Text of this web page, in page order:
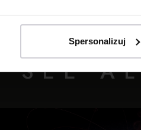
Spersonalizuj
SEE